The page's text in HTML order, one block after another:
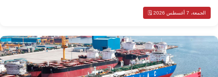
الجمعة، 7 أغسطس 2026 🗓️